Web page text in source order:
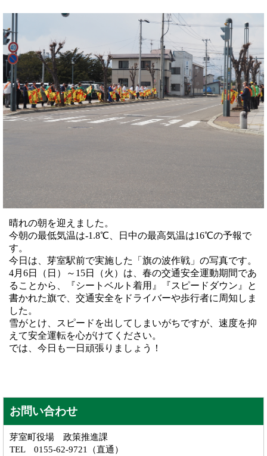
晴れの朝を迎えました。
今朝の最低気温は-1.8℃、日中の最高気温は16℃の予報で
す。
今日は、芽室駅前で実施した「旗の波作戦」の写真です。
4月6日（日）～15日（火）は、春の交通安全運動期間であ
ることから、『シートベルト着用』『スピードダウン』と
書かれた旗で、交通安全をドライバーや歩行者に周知しま
した。
雪がとけ、スピードを出してしまいがちですが、速度を抑
えて安全運転を心がけてください。
では、今日も一日頑張りましょう！
お問い合わせ
芽室町役場 政策推進課
TEL 0155-62-9721（直通）